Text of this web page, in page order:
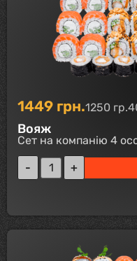
1449 грн.1250 гр.
Вояж
Сет на компанію 4